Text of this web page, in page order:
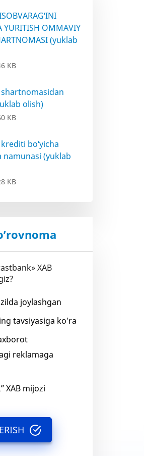
YURITISH OMMAVIY
(yuklab
KB
olish)
KB
bo‘yicha
(yuklab
KB
XAB
joylashgan
tavsiyasiga ko'ra
reklamaga
XAB mijozi